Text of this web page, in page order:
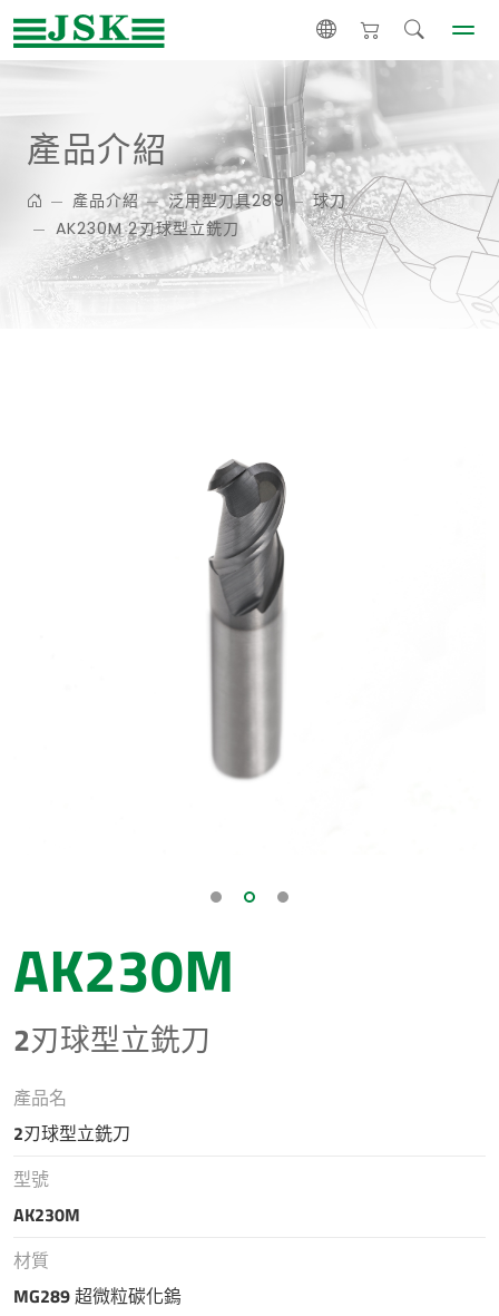
產品介紹
產品介紹 泛用型刀具289
球刀
AK230M 2刃球型立銑刀
AK230M
2刃球型立銑刀
產品名
2刃球型立銑刀
型號
AK230M
材質
MG289 超微粒碳化鎢